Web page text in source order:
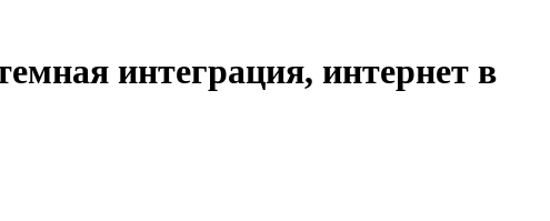
интеграция, интернет в